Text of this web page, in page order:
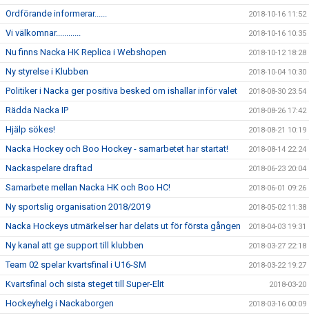
Ordförande informerar...... 2018-10-16 11:52
Vi välkomnar............ 2018-10-16 10:35
Nu finns Nacka HK Replica i Webshopen 2018-10-12 18:28
Ny styrelse i Klubben 2018-10-04 10:30
Politiker i Nacka ger positiva besked om ishallar inför valet 2018-08-30 23:54
Rädda Nacka IP 2018-08-26 17:42
Hjälp sökes! 2018-08-21 10:19
Nacka Hockey och Boo Hockey - samarbetet har startat! 2018-08-14 22:24
Nackaspelare draftad 2018-06-23 20:04
Samarbete mellan Nacka HK och Boo HC! 2018-06-01 09:26
Ny sportslig organisation 2018/2019 2018-05-02 11:38
Nacka Hockeys utmärkelser har delats ut för första gången 2018-04-03 19:31
Ny kanal att ge support till klubben 2018-03-27 22:18
Team 02 spelar kvartsfinal i U16-SM 2018-03-22 19:27
Kvartsfinal och sista steget till Super-Elit 2018-03-20
Hockeyhelg i Nackaborgen 2018-03-16 00:09